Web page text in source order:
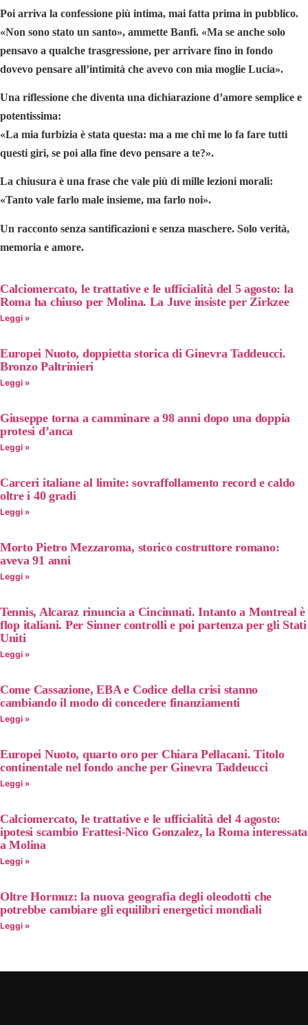
Poi arriva la confessione più intima, mai fatta prima in pubblico.
«Non sono stato un santo», ammette Banfi. «Ma se anche solo
pensavo a qualche trasgressione, per arrivare fino in fondo
dovevo pensare all’intimità che avevo con mia moglie Lucia».
Una riflessione che diventa una dichiarazione d’amore semplice e
potentissima:
«La mia furbizia è stata questa: ma a me chi me lo fa fare tutti
questi giri, se poi alla fine devo pensare a te?».
La chiusura è una frase che vale più di mille lezioni morali:
«Tanto vale farlo male insieme, ma farlo noi».
Un racconto senza santificazioni e senza maschere. Solo verità,
memoria e amore.
Calciomercato, le trattative e le ufficialità del 5 agosto: la
Roma ha chiuso per Molina. La Juve insiste per Zirkzee
Leggi »
Europei Nuoto, doppietta storica di Ginevra Taddeucci.
Bronzo Paltrinieri
Leggi »
Giuseppe torna a camminare a 98 anni dopo una doppia
protesi d’anca
Leggi »
Carceri italiane al limite: sovraffollamento record e caldo
oltre i 40 gradi
Leggi »
Morto Pietro Mezzaroma, storico costruttore romano:
aveva 91 anni
Leggi »
Tennis, Alcaraz rinuncia a Cincinnati. Intanto a Montreal è
flop italiani. Per Sinner controlli e poi partenza per gli Stati
Uniti
Leggi »
Come Cassazione, EBA e Codice della crisi stanno
cambiando il modo di concedere finanziamenti
Leggi »
Europei Nuoto, quarto oro per Chiara Pellacani. Titolo
continentale nel fondo anche per Ginevra Taddeucci
Leggi »
Calciomercato, le trattative e le ufficialità del 4 agosto:
ipotesi scambio Frattesi-Nico Gonzalez, la Roma interessata
a Molina
Leggi »
Oltre Hormuz: la nuova geografia degli oleodotti che
potrebbe cambiare gli equilibri energetici mondiali
Leggi »